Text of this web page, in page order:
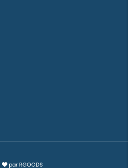
par RGOODS